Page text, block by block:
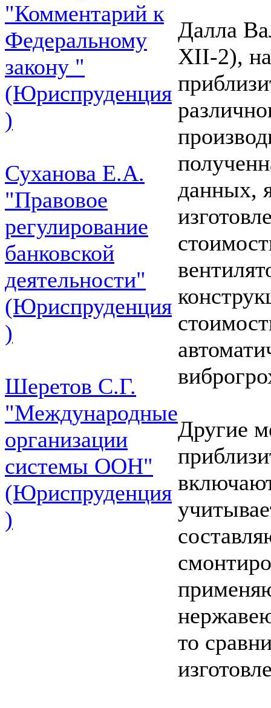
"Комментарий к
Федеральному
закону "
(Юриспруденция
)
Суханова Е.А.
"Правовое
регулирование
банковской
деятельности"
(Юриспруденция
)
Шеретов С.Г.
"Международные
организации
системы ООН"
(Юриспруденция
)
Далла
XII-2), на
данных,
Другие
то